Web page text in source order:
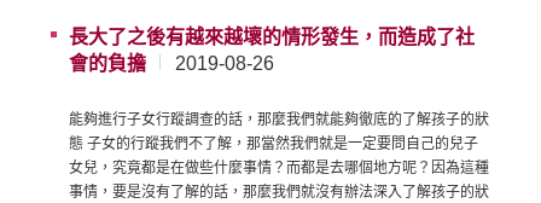
長大了之後有越來越壞的情形發生，而造成了社
會的負擔
2019-08-26
能夠進行子女行蹤調查的話，那麼我們就能夠徹底的了解孩子的狀
態 子女的行蹤我們不了解，那當然我們就是一定要問自己的兒子
女兒，究竟都是在做些什麼事情？而都是去哪個地方呢？因為這種
事情，要是沒有了解的話，那麼我們就沒有辦法深入了解孩子的狀